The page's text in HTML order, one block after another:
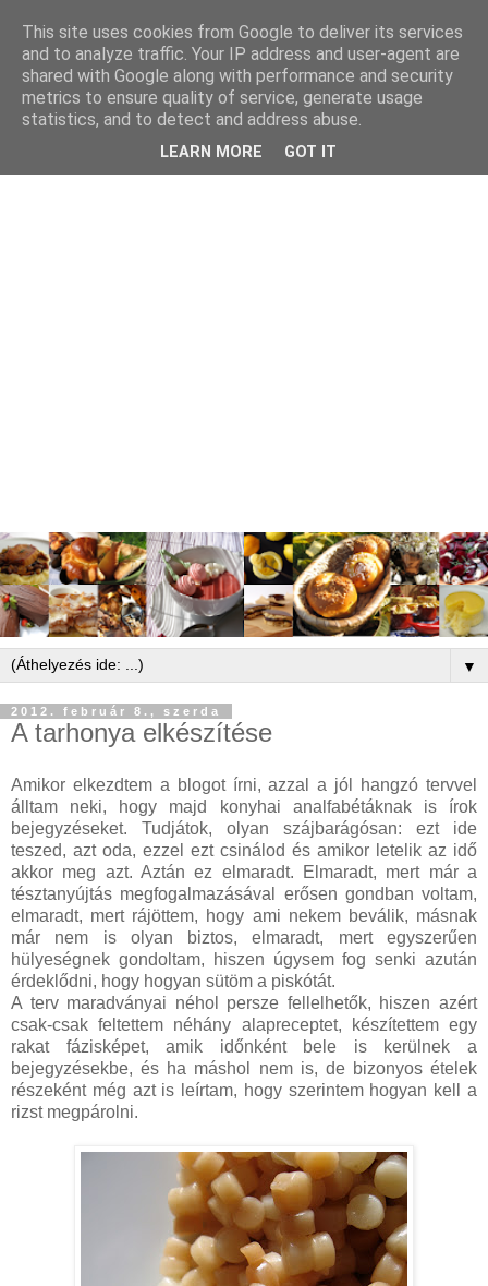
▼
2012. február 8., szerda
A tarhonya elkészítése
Amikor elkezdtem a blogot írni, azzal a jól hangzó tervvel
álltam neki, hogy majd konyhai analfabétáknak is írok
bejegyzéseket. Tudjátok, olyan szájbarágósan: ezt ide
teszed, azt oda, ezzel ezt csinálod és amikor letelik az idő
akkor meg azt. Aztán ez elmaradt. Elmaradt, mert már a
tésztanyújtás megfogalmazásával erősen gondban voltam,
elmaradt, mert rájöttem, hogy ami nekem beválik, másnak
már nem is olyan biztos, elmaradt, mert egyszerűen
hülyeségnek gondoltam, hiszen úgysem fog senki azután
érdeklődni, hogy hogyan sütöm a piskótát.
A terv maradványai néhol persze fellelhetők, hiszen azért
csak-csak feltettem néhány alapreceptet, készítettem egy
rakat fázisképet, amik időnként bele is kerülnek a
bejegyzésekbe, és ha máshol nem is, de bizonyos ételek
részeként még azt is leírtam, hogy szerintem hogyan kell a
rizst megpárolni.
This site uses cookies from Google to deliver its services
and to analyze traffic. Your IP address and user-agent are
shared with Google along with performance and security
metrics to ensure quality of service, generate usage
statistics, and to detect and address abuse.
LEARN MORE GOT IT